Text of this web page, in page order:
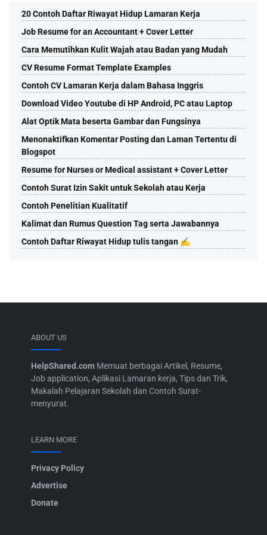
20 Contoh Daftar Riwayat Hidup Lamaran Kerja
Job Resume for an Accountant + Cover Letter
Cara Memutihkan Kulit Wajah atau Badan yang Mudah
CV Resume Format Template Examples
Contoh CV Lamaran Kerja dalam Bahasa Inggris
Download Video Youtube di HP Android, PC atau Laptop
Alat Optik Mata beserta Gambar dan Fungsinya
Menonaktifkan Komentar Posting dan Laman Tertentu di
Blogspot
Resume for Nurses or Medical assistant + Cover Letter
Contoh Surat Izin Sakit untuk Sekolah atau Kerja
Contoh Penelitian Kualitatif
Kalimat dan Rumus Question Tag serta Jawabannya
Contoh Daftar Riwayat Hidup tulis tangan ✍️
ABOUT US
HelpShared.com Memuat berbagai Artikel, Resume,
Job application, Aplikasi Lamaran kerja, Tips dan Trik,
Makalah Pelajaran Sekolah dan Contoh Surat-
menyurat.
LEARN MORE
Privacy Policy
Advertise
Donate